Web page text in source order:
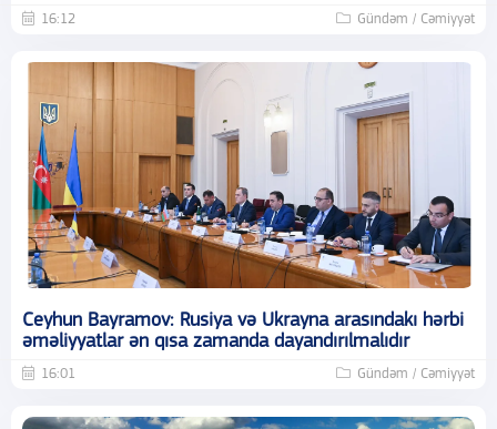
16:12 Gündəm / Cəmiyyət
Ceyhun Bayramov: Rusiya və Ukrayna arasındakı hərbi
əməliyyatlar ən qısa zamanda dayandırılmalıdır
16:01 Gündəm / Cəmiyyət